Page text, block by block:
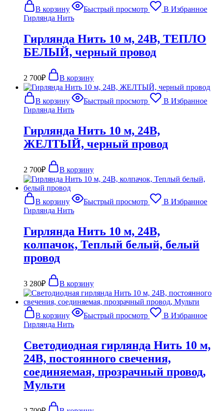
В корзину Быстрый просмотр
В Избранное
Гирлянда Нить
Гирлянда Нить 10 м, 24В, ТЕПЛО
БЕЛЫЙ, черный провод
2 700₽ В корзину
В корзину Быстрый просмотр
В Избранное
Гирлянда Нить
Гирлянда Нить 10 м, 24В,
ЖЕЛТЫЙ, черный провод
2 700₽ В корзину
В корзину Быстрый просмотр
В Избранное
Гирлянда Нить
Гирлянда Нить 10 м, 24В,
колпачок, Теплый белый, белый
провод
3 280₽ В корзину
В корзину Быстрый просмотр
В Избранное
Гирлянда Нить
Светодиодная гирлянда Нить 10 м,
24В, постоянного свечения,
соединяемая, прозрачный провод,
Мульти